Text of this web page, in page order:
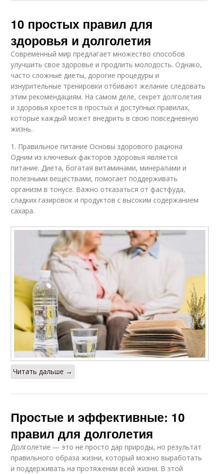
10 простых правил для
здоровья и долголетия
Современный мир предлагает множество способов
улучшить свое здоровье и продлить молодость. Однако,
часто сложные диеты, дорогие процедуры и
изнурительные тренировки отбивают желание следовать
этим рекомендациям. На самом деле, секрет долголетия
и здоровья кроется в простых и доступных правилах,
которые каждый может внедрить в свою повседневную
жизнь.
1. Правильное питание Основы здорового рациона
Одним из ключевых факторов здоровья является
питание. Диета, богатая витаминами, минералами и
полезными веществами, помогает поддерживать
организм в тонусе. Важно отказаться от фастфуда,
сладких газировок и продуктов с высоким содержанием
сахара.
Читать дальше →
Простые и эффективные: 10
правил для долголетия
Долголетие — это не просто дар природы, но результат
правильного образа жизни, который можно выработать
и поддерживать на протяжении всей жизни. В этой